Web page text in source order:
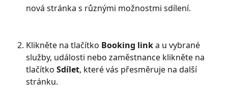
nová stránka s různými možnostmi sdílení.
Klikněte na tlačítko Booking link a u vybrané
služby, události nebo zaměstnance klikněte na
tlačítko Sdílet, které vás přesměruje na další
stránku.